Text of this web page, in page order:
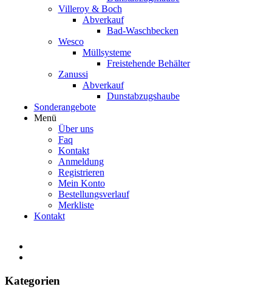
Villeroy & Boch
Abverkauf
Bad-Waschbecken
Wesco
Müllsysteme
Freistehende Behälter
Zanussi
Abverkauf
Dunstabzugshaube
Sonderangebote
Menü
Über uns
Faq
Kontakt
Anmeldung
Registrieren
Mein Konto
Bestellungsverlauf
Merkliste
Kontakt
Kategorien